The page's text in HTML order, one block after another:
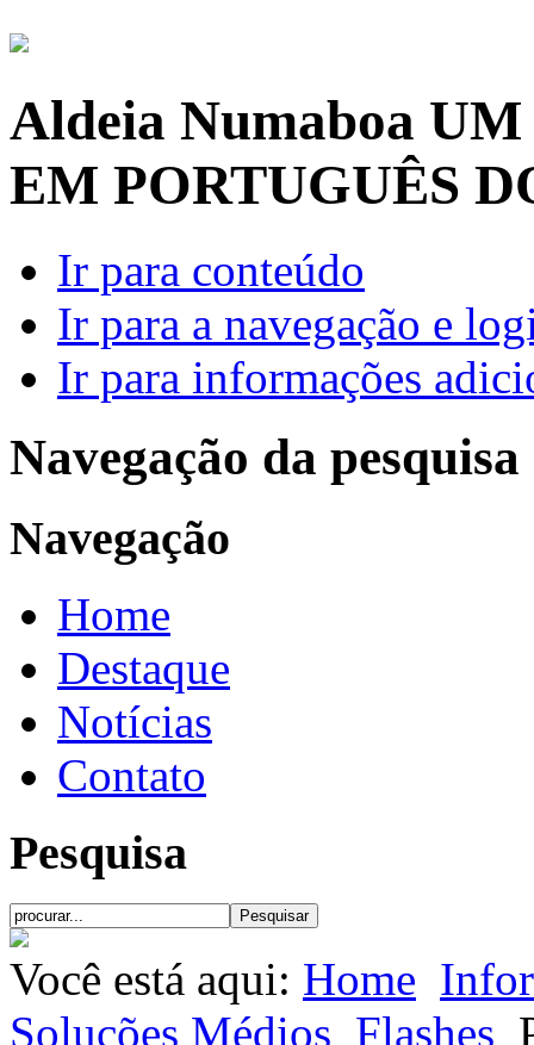
Aldeia Numaboa UM
EM PORTUGUÊS
Ir para conteúdo
Ir para a navegação e
Ir para informações
Navegação da pesquisa
Navegação
Home
Destaque
Notícias
Contato
Pesquisa
Você está aqui: Home
Soluções Médios Flashes